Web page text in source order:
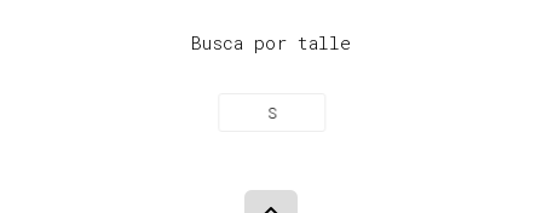
Busca por talle
S